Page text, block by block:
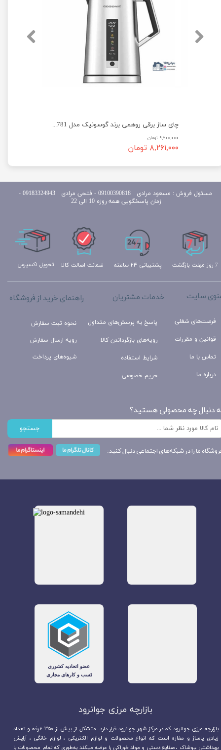
چای ساز برقی روهمی برند گوسونیک مدل Gosonic GST-781
۹,۵۰۰,۰۰۰ تومان
۸,۲۶۱,۰۰۰ تومان
بازارچه مرزی جوانرود​​​​​​​
بازارچه مرزی جوانرود که در مرکز شهر جوانرود قرار دارد. متشکل از بیش از ۳۵۰ غرفه و تعداد
زیادی پاساژ و مغازه است که انواع محصولات و لوازم الکتریکی ، لوازم خانگی ، آرایش
بهداشتی ،پوشاک ، صنایع دستی و مواد خوراکی را عرضه میکند به‌طوری که تمام محصولات با
تحویل اکسپرس پشتیبانی ۲۴ ساعته 7 روز مهلت بازگشت ضمانت اصالت کالا
راهنمای خرید از فروشگاه
نحوه ثبت سفارش
رویه ارسال سفارش
شیوه‌های پرداخت
خدمات مشتریان
پاسخ به پرسش‌های متداول
رویه‌های بازگرداندن کالا
شرایط استفاده
حریم خصوصی
سایت
فرصت‌های شغلی
قوانین و مقررات
تماس با ما
درباره ما
دنبال چه محصولی هستید؟
جستجو
ما را در شبکه‌های اجتماعی دنبال کنید:
مسئول
فروش : مسعود مرادی 09100390818​​​​​​​ ​​​​​​​- فتحی مرادی 09183324943 -
زمان پاسخگویی همه روزه 10 الی 22